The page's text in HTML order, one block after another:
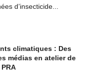
d’insecticide...
climatiques : Des
médias en atelier de